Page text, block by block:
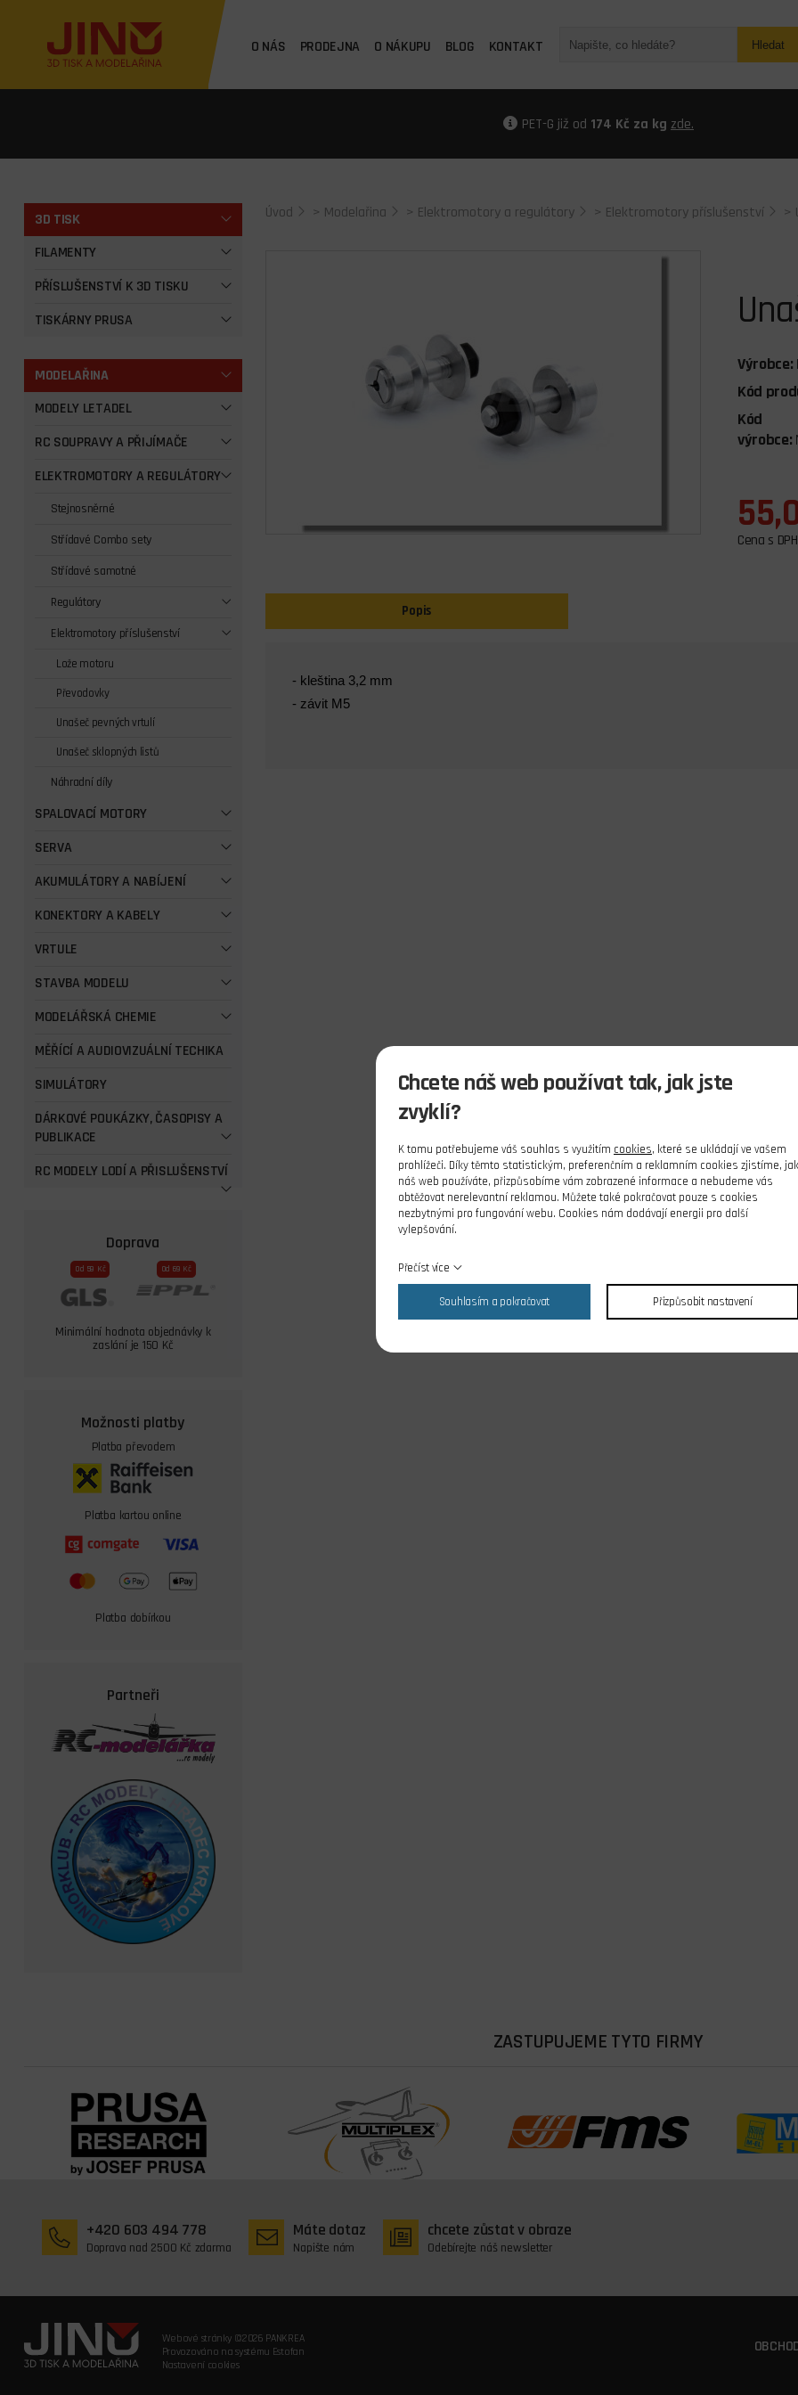
O NÁS PRODEJNA O NÁKUPU BLOG KONTAKT Hledat
PET-G již od 174 Kč za kg zde.
3D TISK
FILAMENTY
PŘÍSLUŠENSTVÍ K 3D TISKU
TISKÁRNY PRUSA
MODELAŘINA
MODELY LETADEL
RC SOUPRAVY A PŘIJÍMAČE
ELEKTROMOTORY A REGULÁTORY
Stejnosněrné
Střídavé Combo sety
Střídavé samotné
Regulátory
Elektromotory příslušenství
Lože motoru
Převodovky
Unašeč pevných vrtulí
Unašeč sklopných listů
Náhradní díly
SPALOVACÍ MOTORY
SERVA
AKUMULÁTORY A NABÍJENÍ
KONEKTORY A KABELY
VRTULE
STAVBA MODELU
MODELÁŘSKÁ CHEMIE
MĚŘÍCÍ A AUDIOVIZUÁLNÍ TECHIKA
SIMULÁTORY
DÁRKOVÉ POUKÁZKY, ČASOPISY A
PUBLIKACE
RC MODELY LODÍ A PŘISLUŠENSTVÍ
Doprava
Od 59 Kč Od 69 Kč
Minimální hodnota objednávky k
zaslání je 150 Kč
Možnosti platby
Platba převodem
Platba kartou online
Platba dobírkou
Partneři
Úvod > Modelařina > Elektromotory a regulátory > Elektromotory příslušenství >
Výrobce:
Kód
Kód
výrobce:
Cena s DPH
Popis
- kleština 3,2 mm
- závit M5
ZASTUPUJEME TYTO FIRMY
+420 603 494 778
Doprava nad 2500 Kč zdarma
Máte dotaz
Napište nám
chcete zůstat v obraze
Odebírejte náš newsletter
Webové stránky ©2026 PANKREA
Provozováno na systému Estofan
Nastavení cookies
Chcete náš web používat tak, jak jste
zvyklí?
K tomu potřebujeme váš souhlas s využitím cookies, které se ukládají ve vašem
prohlížeči. Díky těmto statistickým, preferenčním a reklamním cookies zjistíme, jak
náš web používáte, přizpůsobíme vám zobrazené informace a nebudeme vás
obtěžovat nerelevantní reklamou. Můžete také pokračovat pouze s cookies
nezbytnými pro fungování webu. Cookies nám dodávají energii pro další
vylepšování.
Přečíst více
Souhlasím a pokračovat Přizpůsobit nastavení